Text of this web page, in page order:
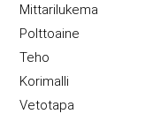
Mittarilukema
Polttoaine
Teho
Korimalli
Vetotapa